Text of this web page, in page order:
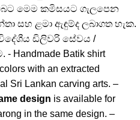
මෙම කමිසයට ගැලපෙන
සහ ළමා ඇඳුම්ද ලබාගත හැක.
ඩිලිවරි සේවය /
Handmade Batik shirt
with an extracted
Sri Lankan carving arts. –
design is available for
in the same design. –